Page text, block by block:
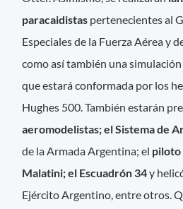
paracaidistas pertenecientes al
Especiales de la Fuerza Aérea y
como así también una
que estará conformada por los
Hughes 500. También estarán
aeromodelistas; el Sistema de
de la Armada Argentina; el piloto
Malatini; el Escuadrón 34y
Ejército Argentino, entre otros.